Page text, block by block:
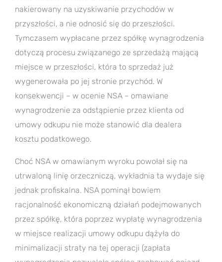
nakierowany na uzyskiwanie przychodów w
przyszłości, a nie odnosić się do przeszłości.
Tymczasem wypłacane przez spółkę wynagrodzenia
dotyczą procesu związanego ze sprzedażą mającą
miejsce w przeszłości, która to sprzedaż już
wygenerowała po jej stronie przychód. W
konsekwencji – w ocenie NSA – omawiane
wynagrodzenie za odstąpienie przez klienta od
umowy odkupu nie może stanowić dla dealera
kosztu podatkowego.
Choć NSA w omawianym wyroku powołał się na
utrwaloną linię orzeczniczą, wykładnia ta wydaje się
jednak profiskalna. NSA pominął bowiem
racjonalność ekonomiczną działań podejmowanych
przez spółkę, która poprzez wypłatę wynagrodzenia
w miejsce realizacji umowy odkupu dążyła do
minimalizacji straty na tej operacji (zapłata